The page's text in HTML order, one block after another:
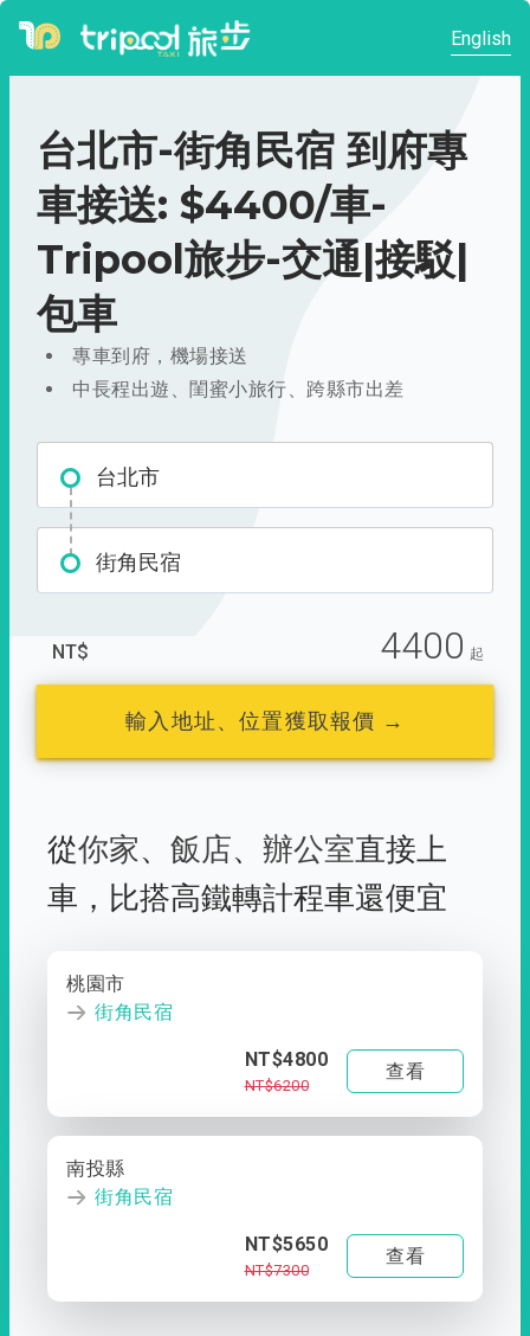
English
台北市-街角民宿 到府專
車接送: $4400/車-
Tripool旅步-交通|接駁|
包車
專車到府，機場接送
中長程出遊、閨蜜小旅行、跨縣市出差
台北市
街角民宿
NT$ 4400 起
輸入地址、位置獲取報價 →
從你家、 飯店、 辦公室直接上
車， 比搭高鐵轉計程車還便宜
桃園市
街角民宿
NT$4800
NT$6200
查看
南投縣
街角民宿
NT$5650
NT$7300
查看